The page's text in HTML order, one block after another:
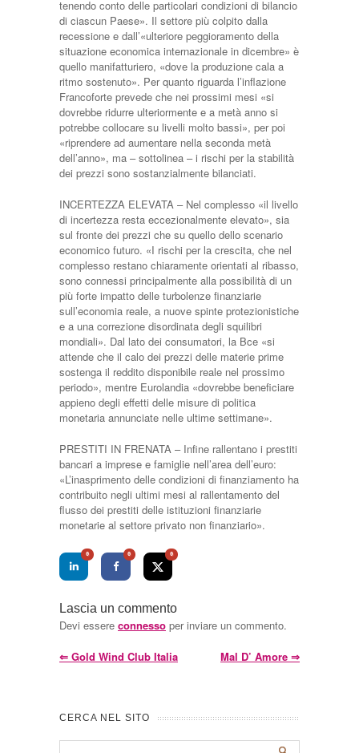
tenendo conto delle particolari condizioni di bilancio
di ciascun Paese». Il settore più colpito dalla
recessione e dall’«ulteriore peggioramento della
situazione economica internazionale in dicembre» è
quello manifatturiero, «dove la produzione cala a
ritmo sostenuto». Per quanto riguarda l’inflazione
Francoforte prevede che nei prossimi mesi «si
dovrebbe ridurre ulteriormente e a metà anno si
potrebbe collocare su livelli molto bassi», per poi
«riprendere ad aumentare nella seconda metà
dell’anno», ma – sottolinea – i rischi per la stabilità
dei prezzi sono sostanzialmente bilanciati.
INCERTEZZA ELEVATA – Nel complesso «il livello
di incertezza resta eccezionalmente elevato», sia
sul fronte dei prezzi che su quello dello scenario
economico futuro. «I rischi per la crescita, che nel
complesso restano chiaramente orientati al ribasso,
sono connessi principalmente alla possibilità di un
più forte impatto delle turbolenze finanziarie
sull’economia reale, a nuove spinte protezionistiche
e a una correzione disordinata degli squilibri
mondiali». Dal lato dei consumatori, la Bce «si
attende che il calo dei prezzi delle materie prime
sostenga il reddito disponibile reale nel prossimo
periodo», mentre Eurolandia «dovrebbe beneficiare
appieno degli effetti delle misure di politica
monetaria annunciate nelle ultime settimane».
PRESTITI IN FRENATA – Infine rallentano i prestiti
bancari a imprese e famiglie nell’area dell’euro:
«L’inasprimento delle condizioni di finanziamento ha
contribuito negli ultimi mesi al rallentamento del
flusso dei prestiti delle istituzioni finanziarie
monetarie al settore privato non finanziario».
0 0 0
Lascia un commento
Devi essere connesso per inviare un commento.
⇐ Gold Wind Club Italia Mal D’ Amore ⇒
CERCA NEL SITO